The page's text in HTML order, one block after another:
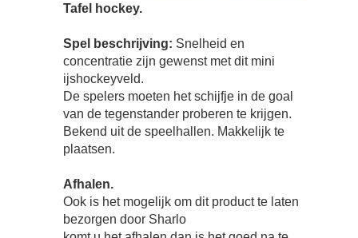
Tafel hockey.
Spel beschrijving: Snelheid en
concentratie zijn gewenst met dit mini
ijshockeyveld.
De spelers moeten het schijfje in de goal
van de tegenstander proberen te krijgen.
Bekend uit de speelhallen. Makkelijk te
plaatsen.
Afhalen.
Ook is het mogelijk om dit product te laten
bezorgen door Sharlo